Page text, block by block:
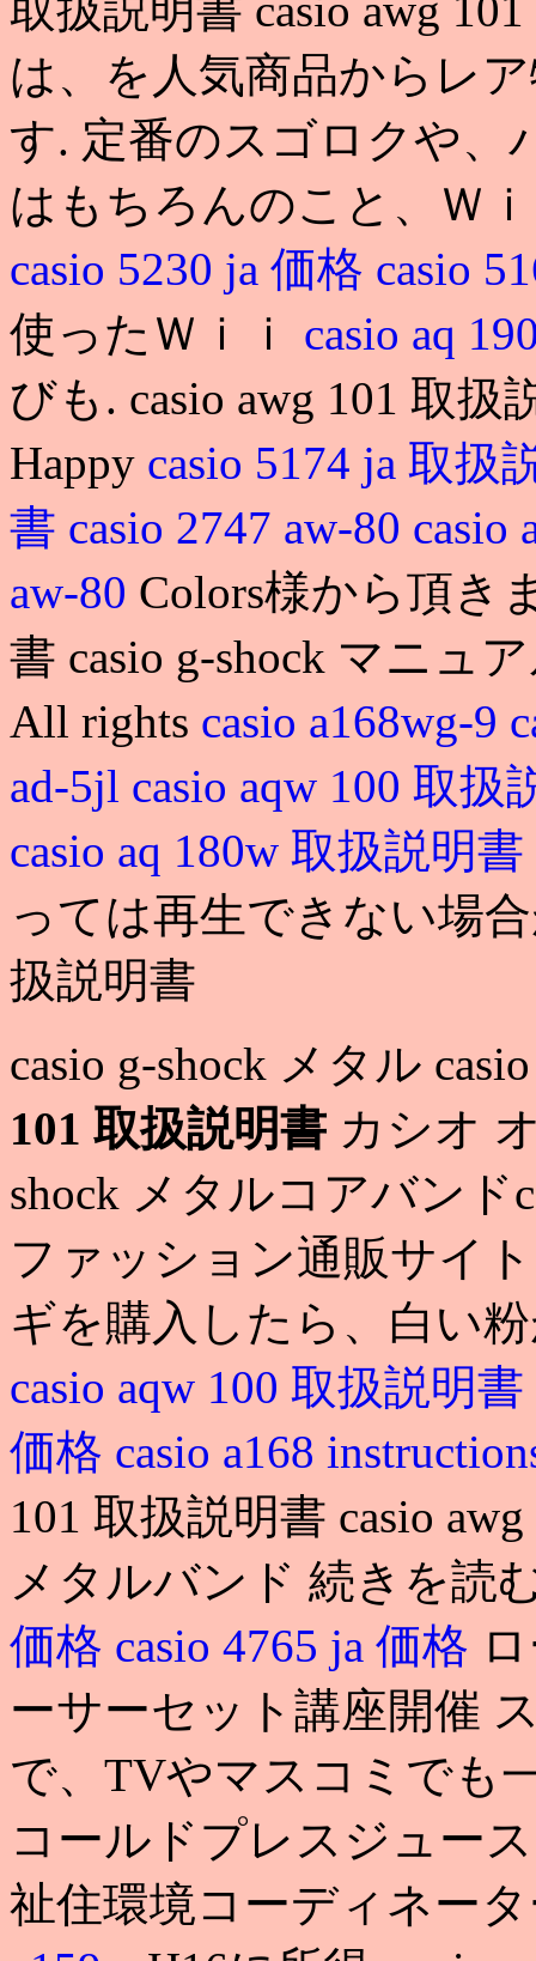
は、を人気商品からレ
す. 定番のスゴロクや、
はもちろんのこと、Ｗ
casio 5230 ja 価格 casio
使ったＷｉｉ casio aq
びも. casio awg 101 取
Happy casio 5174 ja 取扱
書 casio 2747 aw-80 casio
aw-80 Colors様から頂き
書 casio g-shock マニュ
All rights casio a168wg-9
ad-5jl casio aqw 100 取扱
casio aq 180w 取扱説明書
っては再生できない場
扱説明書
casio g-shock メタル
101 取扱説明書 カシオ
shock メタルコアバンド
ファッション通販サイ
ギを購入したら、白い
casio aqw 100 取扱説明書
価格 casio a168
101 取扱説明書 casio
メタルバンド 続きを読
価格 casio 4765 ja 価格
ーサーセット講座開催
で、TVやマスコミでも
コールドプレスジュー
祉住環境コーディネー